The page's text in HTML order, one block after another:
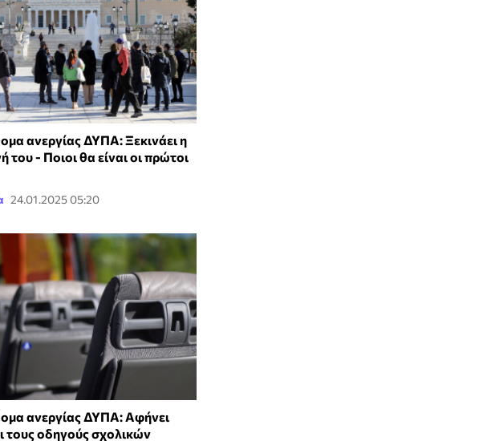
ανεργίας ΔΥΠΑ: Ξεκινάει η
του - Ποιοι θα είναι οι πρώτοι
24.01.2025 05:20
ανεργίας ΔΥΠΑ: Αφήνει
τους οδηγούς σχολικών